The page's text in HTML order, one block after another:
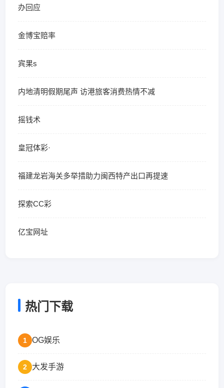
办回应
金博宝赔率
宾果s
内地清明假期尾声 访港旅客消费热情不减
摇钱术
皇冠体彩·
福建龙岩海关多举措助力闽西特产出口再提速
探索CC彩
亿宝网址
热门下载
1 OG娱乐
2 大发手游